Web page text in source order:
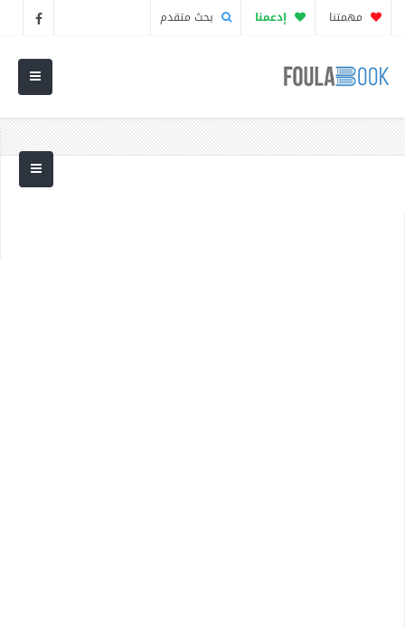
مهمتنا إدعمنا بحث متقدم